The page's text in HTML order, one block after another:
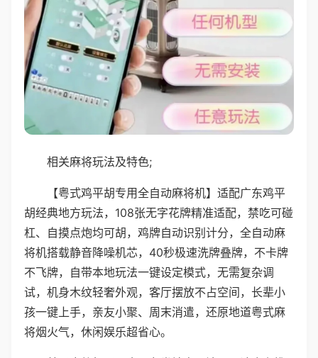
相关麻将玩法及特色;
【粤式鸡平胡专用全自动麻将机】适配广东鸡平
胡经典地方玩法，108张无字花牌精准适配，禁吃可碰
杠、自摸点炮均可胡，鸡牌自动识别计分，全自动麻
将机搭载静音降噪机芯，40秒极速洗牌叠牌，不卡牌
不飞牌，自带本地玩法一键设定模式，无需复杂调
试，机身木纹轻奢外观，客厅摆放不占空间，长辈小
孩一键上手，亲友小聚、周末消遣，还原地道粤式麻
将烟火气，休闲娱乐超省心。